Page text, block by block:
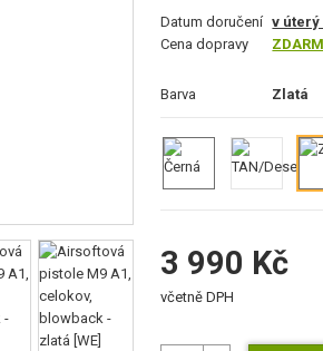
Datum doručení v úterý
Cena dopravy
Barva Zlatá
3 990 Kč
včetně DPH